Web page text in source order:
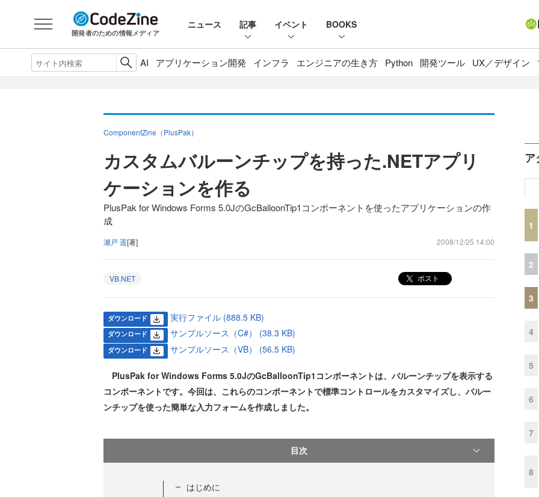
開発者のための情報メディア
ニュース 記事 イベント BOOKS
AI アプリケーション開発 インフラ エンジニアの生き方 Python 開発ツール UX／デザイン
ComponentZine（PlusPak）
カスタムバルーンチップを持った.NETアプリ
ケーションを作る
PlusPak for Windows Forms 5.0JのGcBalloonTip1コンポーネントを使ったアプリケーションの作
成
瀬戸 遥[著] 2008/12/25 14:00
VB.NET ポスト
ダウンロード 実行ファイル (888.5 KB)
ダウンロード サンプルソース（C#） (38.3 KB)
ダウンロード サンプルソース（VB） (56.5 KB)
PlusPak for Windows Forms 5.0JのGcBalloonTip1コンポーネントは、バルーンチップを表示する
コンポーネントです。今回は、これらのコンポーネントで標準コントロールをカスタマイズし、バルー
ンチップを使った簡単な入力フォームを作成しました。
目次
はじめに
ア
1
2
3
4
5
6
7
8